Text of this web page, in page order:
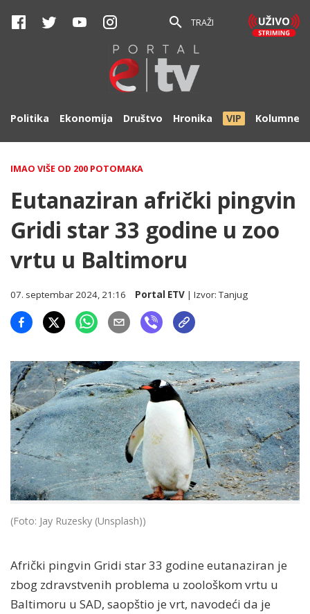
TRAŽI
Politika Ekonomija Društvo Hronika VIP Kolumne
IMAO VIŠE OD 200 POTOMAKA
Eutanaziran afrički pingvin
Gridi star 33 godine u zoo
vrtu u Baltimoru
07. septembar 2024, 21:16 Portal ETV | Izvor:Tanjug
(Foto: Jay Ruzesky (Unsplash))
Afrički pingvin Gridi star 33 godine eutanaziran je
zbog zdravstvenih problema u zoološkom vrtu u
Baltimoru u SAD, saopštio je vrt, navodeći da je